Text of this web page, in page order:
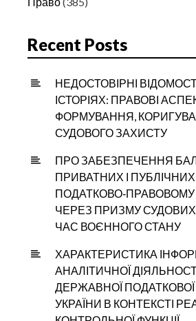
Recent Posts
НЕДОСТОВІРНІ
ІСТОРІЯХ: ПРАВОВІ
ФОРМУВАННЯ,
СУДОВОГО ЗАХИСТУ
ПРО ЗАБЕЗПЕЧЕННЯ
ПРИВАТНИХ І ПУБЛІЧНИХ
ЧЕРЕЗ ПРИЗМУ СУДОВИХ
ЧАС ВОЄННОГО СТАНУ
ХАРАКТЕРИСТИКА
АНАЛІТИЧНОЇ
ДЕРЖАВНОЇ
УКРАЇНИ В КОНТЕКСТІ